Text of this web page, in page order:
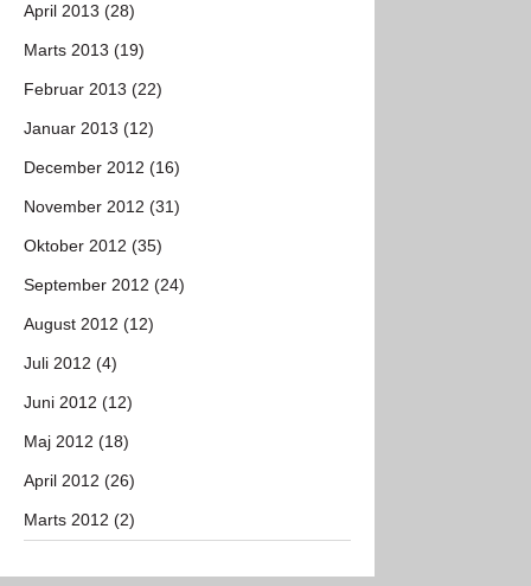
April 2013 (28)
Marts 2013 (19)
Februar 2013 (22)
Januar 2013 (12)
December 2012 (16)
November 2012 (31)
Oktober 2012 (35)
September 2012 (24)
August 2012 (12)
Juli 2012 (4)
Juni 2012 (12)
Maj 2012 (18)
April 2012 (26)
Marts 2012 (2)